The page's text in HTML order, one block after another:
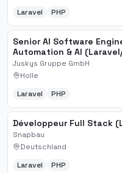
Laravel PHP
Senior AI Software
Automation & AI
Juskys Gruppe GmbH
Holle
Laravel PHP
Développeur Full Stack
Snapbau
Deutschland
Laravel PHP